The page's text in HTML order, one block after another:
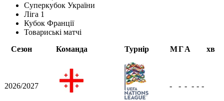
Суперкубок України
Ліга 1
Кубок Франції
Товариські матчі
Сезон
Команда Турнір МГА хв
2026/2027 - - - - - -